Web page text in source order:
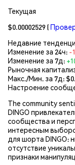
Текущая
$0.00002529 (
Недавние
Изменение за 24ч: -
Изменение за 7д:
Рыночная
Макс./Мин. за 7д: $
Настроение
The community
DINGO
сообщества и
интересным
для шорта DINGO:
отсутствие
признаки